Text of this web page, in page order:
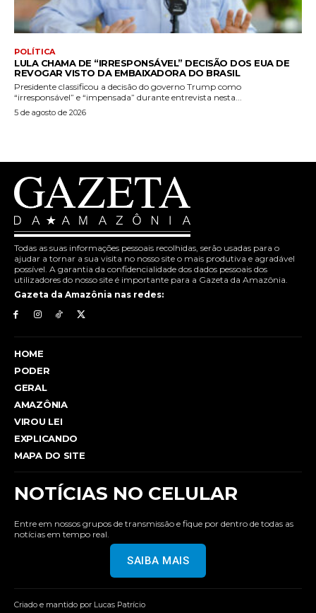
POLÍTICA
LULA CHAMA DE “IRRESPONSÁVEL” DECISÃO DOS EUA DE
REVOGAR VISTO DA EMBAIXADORA DO BRASIL
Presidente classificou a decisão do governo Trump como
“irresponsável” e “impensada” durante entrevista nesta...
5 de agosto de 2026
Todas as suas informações pessoais recolhidas, serão usadas para o
ajudar a tornar a sua visita no nosso site o mais produtiva e agradável
possível. A garantia da confidencialidade dos dados pessoais dos
utilizadores do nosso site é importante para a Gazeta da Amazônia.
Gazeta da Amazônia nas redes:
HOME
PODER
GERAL
AMAZÔNIA
VIROU LEI
EXPLICANDO
MAPA DO SITE
NOTÍCIAS NO CELULAR
Entre em nossos grupos de transmissão e fique por dentro de todas as
notícias em tempo real.
SAIBA MAIS
Criado e mantido por Lucas Patrício